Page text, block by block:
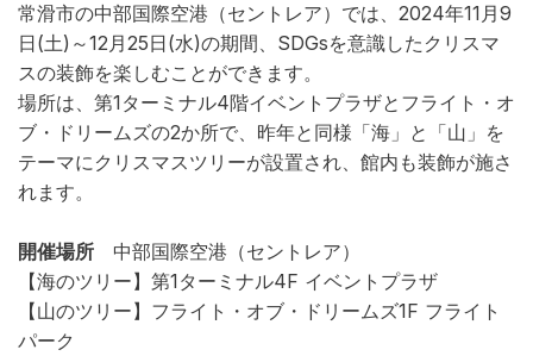
常滑市の中部国際空港（セントレア）では、2024年11月9
日(土)～12月25日(水)の期間、SDGsを意識したクリスマ
スの装飾を楽しむことができます。
場所は、第1ターミナル4階イベントプラザとフライト・オ
ブ・ドリームズの2か所で、昨年と同様「海」と「山」を
テーマにクリスマスツリーが設置され、館内も装飾が施さ
れます。
開催場所 中部国際空港（セントレア）
【海のツリー】第1ターミナル4F イベントプラザ
【山のツリー】フライト・オブ・ドリームズ1F フライト
パーク